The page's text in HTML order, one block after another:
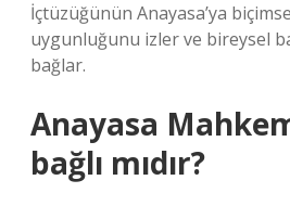
İçtüzüğünün Anayasa’ya
uygunluğunu izler ve bireysel
bağlar.
Anayasa
bağlı mıdır?